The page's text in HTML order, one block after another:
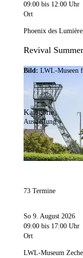
09:00 bis 12:00 Uhr
Ort
Phoenix des
Revival
Bild: LWL-Museen
Kategorie
Ausstellung
73 Termine
So 9. August 2026
09:00 bis 17:00 Uhr
Ort
LWL-Museum